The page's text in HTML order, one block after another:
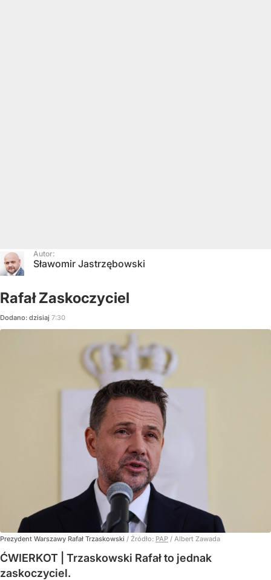
Autor:
Sławomir Jastrzębowski
Rafał Zaskoczyciel
Dodano: dzisiaj 7:30
Prezydent Warszawy Rafał Trzaskowski / Źródło: PAP / Albert Zawada
ĆWIERKOT | Trzaskowski Rafał to jednak
zaskoczyciel.